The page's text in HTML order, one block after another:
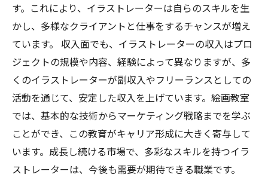
す。これにより、イラストレーターは自らのスキルを生
かし、多様なクライアントと仕事をするチャンスが増え
ています。 収入面でも、イラストレーターの収入はプロ
ジェクトの規模や内容、経験によって異なりますが、多
くのイラストレーターが副収入やフリーランスとしての
活動を通じて、安定した収入を上げています。絵画教室
では、基本的な技術からマーケティング戦略までを学ぶ
ことができ、この教育がキャリア形成に大きく寄与して
います。成長し続ける市場で、多彩なスキルを持つイラ
ストレーターは、今後も需要が期待できる職業です。